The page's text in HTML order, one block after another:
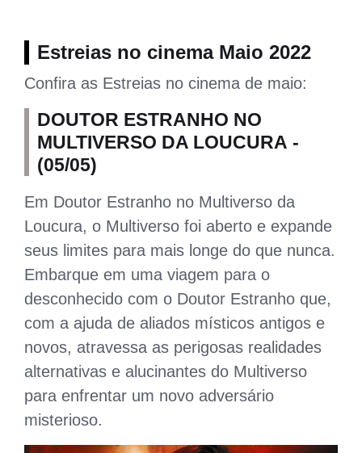
Estreias no cinema Maio 2022
Confira as Estreias no cinema de maio:
DOUTOR ESTRANHO NO
MULTIVERSO DA LOUCURA -
(05/05)
Em Doutor Estranho no Multiverso da
Loucura, o Multiverso foi aberto e expande
seus limites para mais longe do que nunca.
Embarque em uma viagem para o
desconhecido com o Doutor Estranho que,
com a ajuda de aliados místicos antigos e
novos, atravessa as perigosas realidades
alternativas e alucinantes do Multiverso
para enfrentar um novo adversário
misterioso.